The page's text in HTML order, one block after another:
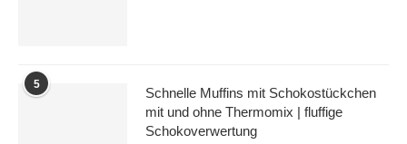
5
Schnelle Muffins mit Schokostückchen
mit und ohne Thermomix | fluffige
Schokoverwertung